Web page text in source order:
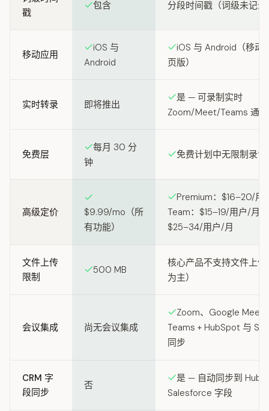
戳
包含 分段时间戳（词级未记录
移动应用
iOS 与
Android
iOS 与 Android（移动
页版）
实时转录 即将推出
是 — 可录制实时
Zoom/Meet/Teams 通话
免费层
每月 30 分
钟
免费计划中无限制录
高级定价
$9.99/mo（所
有功能）
Premium：$16–20/用
Team：$15–19/用户/月
$25–34/用户/月
文件上传
限制
500 MB
核心产品不支持文件上
为主）
会议集成 尚无会议集成
Zoom、Google Meet
Teams + HubSpot 与
同步
CRM 字
段同步
否
是 — 自动同步到
Salesforce 字段